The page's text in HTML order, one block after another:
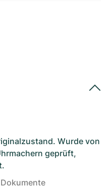
Wurde von
geprüft,
Dokumente